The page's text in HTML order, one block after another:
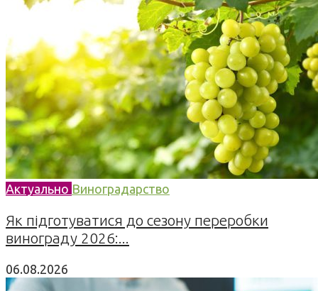
Актуально Виноградарство
Як підготуватися до сезону переробки
винограду 2026:...
06.08.2026